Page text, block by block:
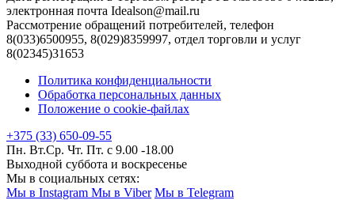
электронная почта Idealson@mail.ru
Рассмотрение обращений потребителей, телефон
8(033)6500955, 8(029)8359997, отдел торговли и услуг
8(02345)31653
Политика конфиденциальности
Обработка персональных данных
Положение о cookie-файлах
+375 (33) 650-09-55
Пн. Вт.Ср. Чт. Пт. с 9.00 -18.00
Выходной суббота и воскресенье
Мы в социальных сетях:
Мы в Instagram Мы в Viber Мы в Telegram